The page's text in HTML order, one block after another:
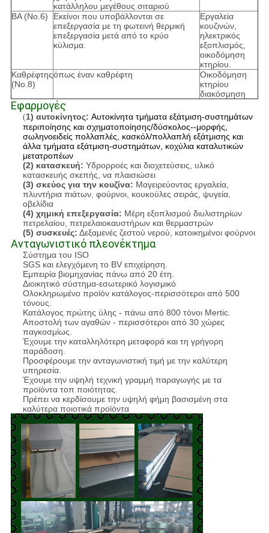
κατάλληλου μεγέθους σιταριού
BA (No.6)
Εκείνοι που υποβάλλονται σε
επεξεργασία με τη φωτεινή θερμική
επεξεργασία μετά από το κρύο
κύλισμα.
Εργαλεία
κουζινών,
ηλεκτρικός
εξοπλισμός,
οικοδόμηση
κτηρίου.
Καθρέφτης
(No.8)
όπως έναν καθρέφτη
Οικοδόμηση
κτηρίου
διακόσμηση
Εφαρμογές
(1) αυτοκίνητος: Αυτοκίνητα τμήματα εξάτμιση-συστημάτων
περιποίησης και σχηματοποίησης/δύσκολος--μορφής,
σωληνοειδείς πολλαπλές, κασκόλ/πολλαπλή εξάτμισης και
άλλα τμήματα εξάτμιση-συστημάτων, κοχύλια καταλυτικών
μετατροπέων
(2) κατασκευή: Υδρορροές και διοχετεύσεις, υλικό
κατασκευής σκεπής, να πλαισιώσει
(3) σκεύος για την κουζίνα: Μαγειρεύοντας εργαλεία,
πλυντήρια πιάτων, φούρνοι, κουκούλες σειράς, ψυγεία,
οβελίδια
(4) χημική επεξεργασία: Μέρη εξοπλισμού διυλιστηρίων
πετρελαίου, πετρελαιοκαυστήρων και θερμαστρών
(5) συσκευές: Δεξαμενές ζεστού νερού, κατοικημένοι φούρνοι
Ανταγωνιστικό πλεονέκτημα
Σύστημα του ISO
SGS και ελεγχόμενη το BV επιχείρηση.
Εμπειρία βιομηχανίας πάνω από 20 έτη.
Διοικητικό σύστημα-εσωτερικό λογισμικό
Ολοκληρωμένο προϊόν κατάλογος-περισσότεροι από 500
τόνους.
Κατάλογος πρώτης ύλης - πάνω από 800 τόνοι Mertic.
Αποστολή των αγαθών - περισσότεροι από 30 χώρες
παγκοσμίως.
Έχουμε την καταλληλότερη μεταφορά και τη γρήγορη
παράδοση.
Προσφέρουμε την ανταγωνιστική τιμή με την καλύτερη
υπηρεσία.
Έχουμε την υψηλή τεχνική γραμμή παραγωγής με τα
προϊόντα τοπ ποιότητας.
Πρέπει να κερδίσουμε την υψηλή φήμη βασισμένη στα
καλύτερα ποιοτικά προϊόντα